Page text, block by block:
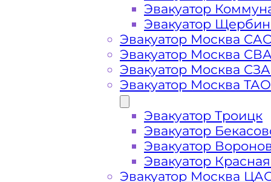
Стоимость
услуг
эвакуатора на
Эвакуатор
Эвакуатор
Эвакуатор Москва
Эвакуатор Москва
Эвакуатор Москва
Эвакуатор Москва ТАО
Эвакуатор Троицк
Эвакуатор
Эвакуатор
Эвакуатор
Эвакуатор Москва